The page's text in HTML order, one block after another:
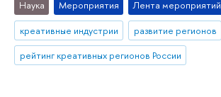
Наука Мероприятия
Лента мероприятий
креативные индустрии
развитие регионов
рейтинг креативных регионов России